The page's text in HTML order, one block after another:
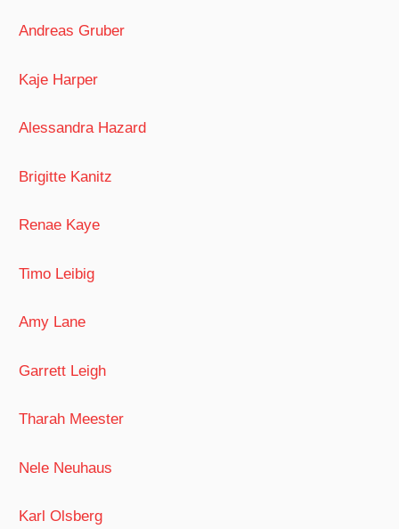
Andreas Gruber
Kaje Harper
Alessandra Hazard
Brigitte Kanitz
Renae Kaye
Timo Leibig
Amy Lane
Garrett Leigh
Tharah Meester
Nele Neuhaus
Karl Olsberg